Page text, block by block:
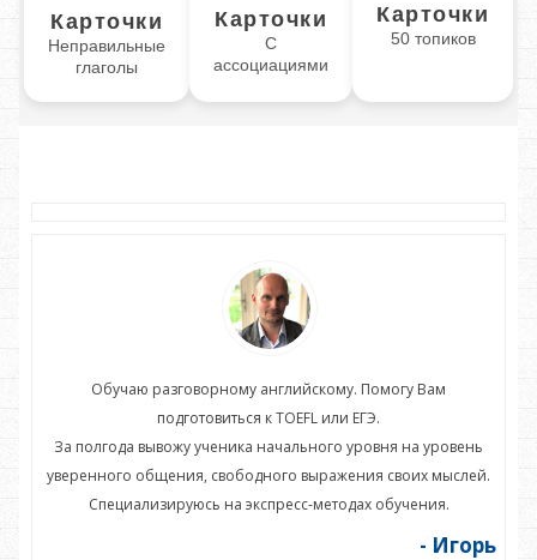
Карточки
Неправильные
глаголы
Карточки
С
ассоциациями
Карточки
50 топиков
Обучаю разговорному английскому. Помогу Вам
подготовиться к TOEFL или ЕГЭ.
За полгода вывожу ученика начального уровня на уровень
уверенного общения, свободного выражения своих мыслей.
Специализируюсь на экспресс-методах обучения.
- Игорь